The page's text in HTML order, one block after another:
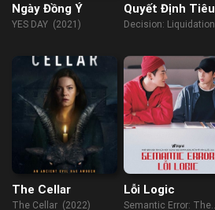
Ngày Đồng Ý
YES DAY (2021)
Quyết Định Tiêu
Diệt
Decision: Liquidation
The Cellar
The Cellar (2022)
Lỗi Logic
Semantic Error: The